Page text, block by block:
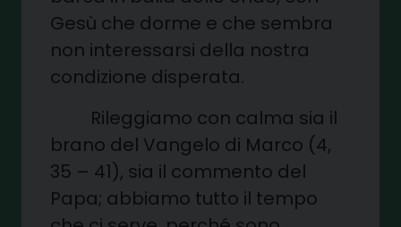
Gesù che dorme e che sembra
non interessarsi della nostra
condizione disperata.
Rileggiamo con calma sia il
brano del Vangelo di Marco (4,
35 – 41), sia il commento del
Papa; abbiamo tutto il tempo